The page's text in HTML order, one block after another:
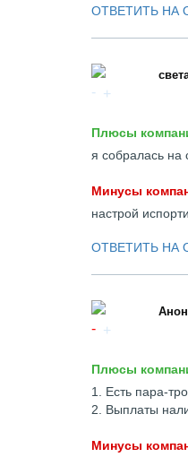
ОТВЕТИТЬ НА
Плюсы
я собралась на
Минусы
настрой
ОТВЕТИТЬ НА
Плюсы
1. Есть пара-
2. Выплаты
Минусы